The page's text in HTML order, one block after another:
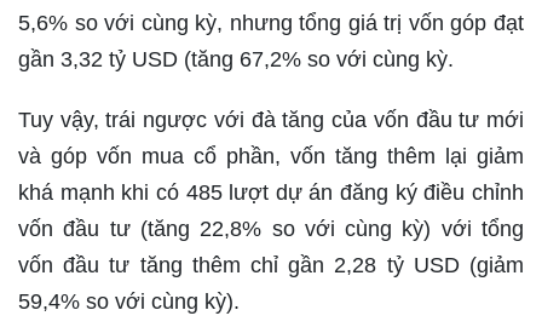
5,6% so với cùng kỳ, nhưng tổng giá trị vốn góp đạt
gần 3,32 tỷ USD (tăng 67,2% so với cùng kỳ.
Tuy vậy, trái ngược với đà tăng của vốn đầu tư mới
và góp vốn mua cổ phần, vốn tăng thêm lại giảm
khá mạnh khi có 485 lượt dự án đăng ký điều chỉnh
vốn đầu tư (tăng 22,8% so với cùng kỳ) với tổng
vốn đầu tư tăng thêm chỉ gần 2,28 tỷ USD (giảm
59,4% so với cùng kỳ).